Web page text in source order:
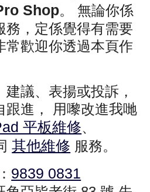
Shop。 無論你係
務，定係覺得有需要
常歡迎你透過本頁作
議、表揚或投訴，
跟進， 用嚟改進我哋
平板維修、
其他維修 服務。
9839 0831